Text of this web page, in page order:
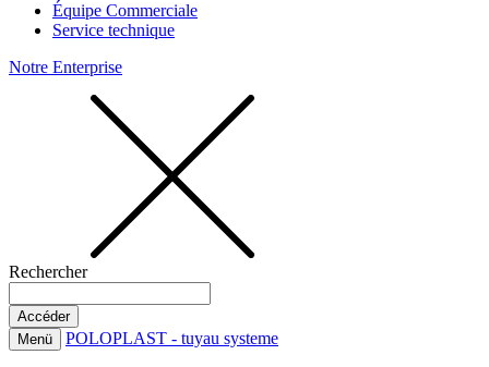
Équipe Commerciale
Service technique
Notre Enterprise
Rechercher
Menü POLOPLAST - tuyau systeme